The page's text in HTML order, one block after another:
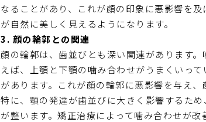
なることがあり、これが顔の印象に悪影響を
が自然に美しく見えるようになります。
3. 顔の輪郭との関連
顔の輪郭は、歯並びとも深い関連があります
えば、上顎と下顎の噛み合わせがうまくいっ
があります。これが顔の輪郭に悪影響を与え、
特に、顎の発達が歯並びに大きく影響するた
が整います。矯正治療によって噛み合わせが